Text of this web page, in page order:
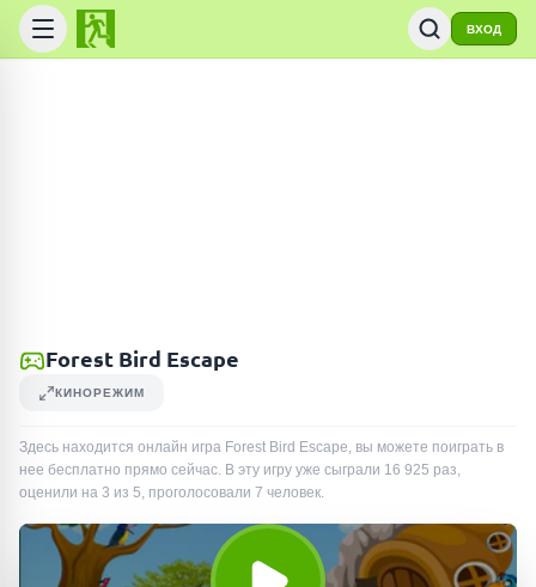
ВХОД
Forest Bird Escape
КИНОРЕЖИМ
Здесь находится онлайн игра Forest Bird Escape, вы можете поиграть в
нее бесплатно прямо сейчас. В эту игру уже сыграли 16 925 раз,
оценили на 3 из 5, проголосовали 7 человек.